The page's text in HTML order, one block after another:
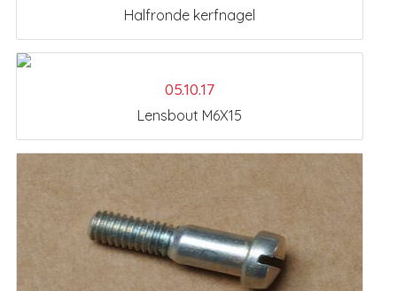
Halfronde kerfnagel
05.10.17
Lensbout M6X15